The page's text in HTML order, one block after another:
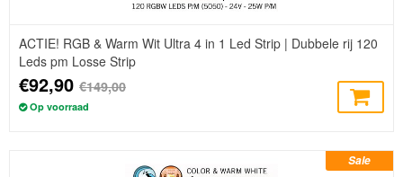
ACTIE! RGB & Warm Wit Ultra 4 in 1 Led Strip | Dubbele rij 120
Leds pm Losse Strip
€92,90 €149,00
Op voorraad
Sale